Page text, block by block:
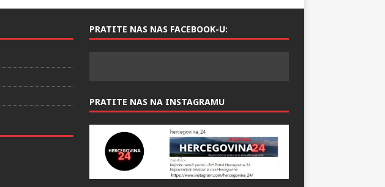
PRATITE NAS NAS FACEBOOK-U:
PRATITE NAS NA INSTAGRAMU